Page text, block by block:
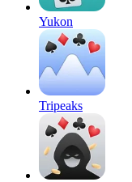
Yukon
Tripeaks